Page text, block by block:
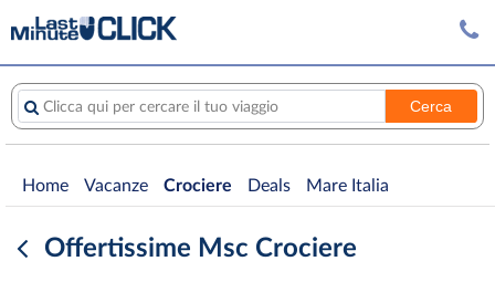
Clicca qui per cercare il tuo viaggio Cerca
Home Vacanze Crociere Deals Mare Italia
Offertissime Msc Crociere